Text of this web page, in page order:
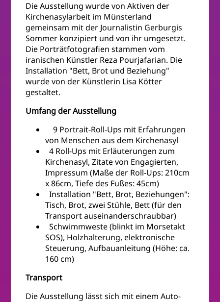
Die Ausstellung wurde von Aktiven der
Kirchenasylarbeit im Münsterland
gemeinsam mit der Journalistin Gerburgis
Sommer konzipiert und von ihr umgesetzt.
Die Porträtfotografien stammen vom
iranischen Künstler Reza Pourjafarian. Die
Installation "Bett, Brot und Beziehung"
wurde von der Künstlerin Lisa Kötter
gestaltet.
Umfang der Ausstellung
9 Portrait-Roll-Ups mit Erfahrungen
von Menschen aus dem Kirchenasyl
4 Roll-Ups mit Erläuterungen zum
Kirchenasyl, Zitate von Engagierten,
Impressum (Maße der Roll-Ups: 210cm
x 86cm, Tiefe des Fußes: 45cm)
Installation "Bett, Brot, Beziehungen":
Tisch, Brot, zwei Stühle, Bett (für den
Transport auseinanderschraubbar)
Schwimmweste (blinkt im Morsetakt
SOS), Holzhalterung, elektronische
Steuerung, Aufbauanleitung (Höhe: ca.
160 cm)
Transport
Die Ausstellung lässt sich mit einem Auto-